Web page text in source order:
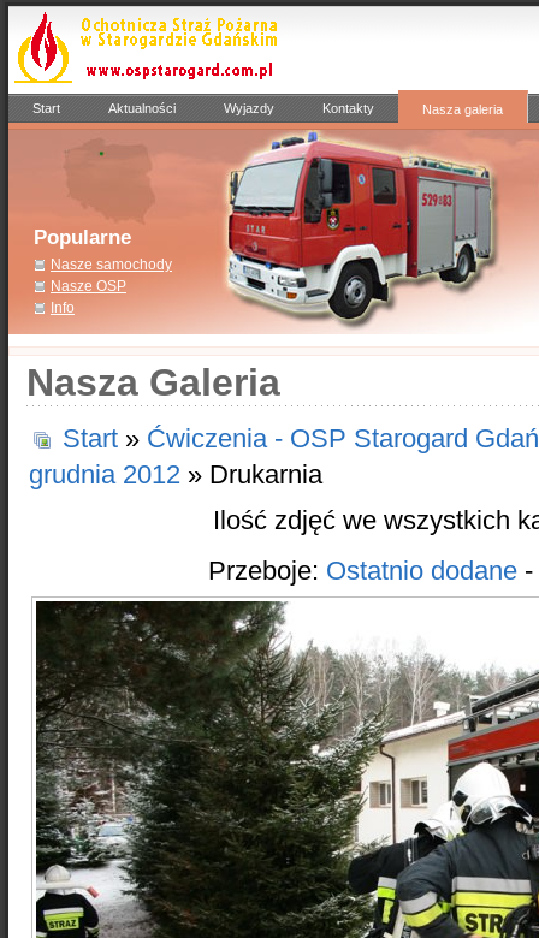
Start Aktualności Wyjazdy Kontakty Nasza galeria
Popularne
Nasze samochody
Nasze OSP
Info
Nasza Galeria
Start » Ćwiczenia - OSP Starogard
grudnia 2012 » Drukarnia
Ilość zdjęć we wszystkich
Przeboje: Ostatnio dodane-